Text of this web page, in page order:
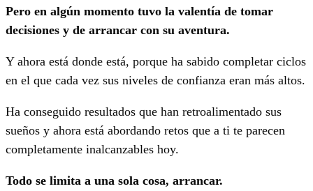
Pero en algún momento tuvo la valentía de tomar
decisiones y de arrancar con su aventura.
Y ahora está donde está, porque ha sabido completar ciclos
en el que cada vez sus niveles de confianza eran más altos.
Ha conseguido resultados que han retroalimentado sus
sueños y ahora está abordando retos que a ti te parecen
completamente inalcanzables hoy.
Todo se limita a una sola cosa, arrancar.